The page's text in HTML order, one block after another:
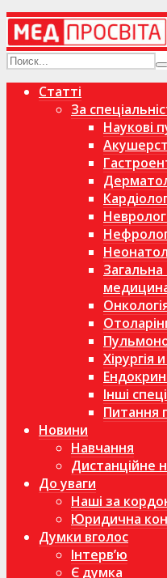
Статті
За
Наукові
Хірургія
Інші
Питання
Новини
Навчання
Дистанційне
До уваги
Наші за
Юридична
Думки вголос
Інтерв’ю
Є думка